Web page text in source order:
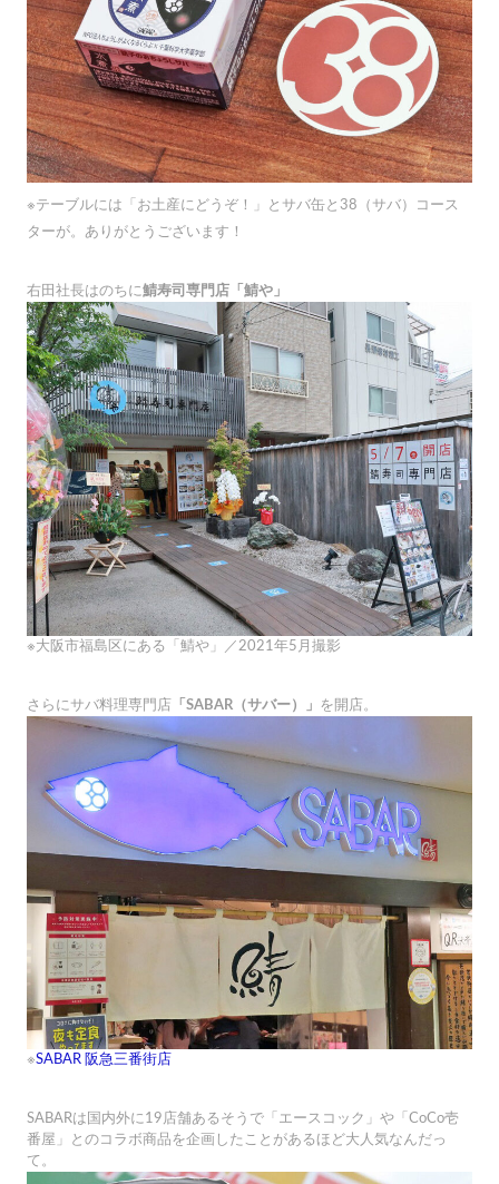
※テーブルには「お土産にどうぞ！」とサバ缶と38（サバ）コース
ターが。ありがとうございます！
右田社長はのちに鯖寿司専門店「鯖や」
※大阪市福島区にある「鯖や」／2021年5月撮影
さらにサバ料理専門店 「SABAR（サバー）」 を開店。
※SABAR 阪急三番街店
SABARは国内外に19店舗あるそうで「エースコック」や「CoCo壱
番屋」とのコラボ商品を企画したことがあるほど大人気なんだっ
て。